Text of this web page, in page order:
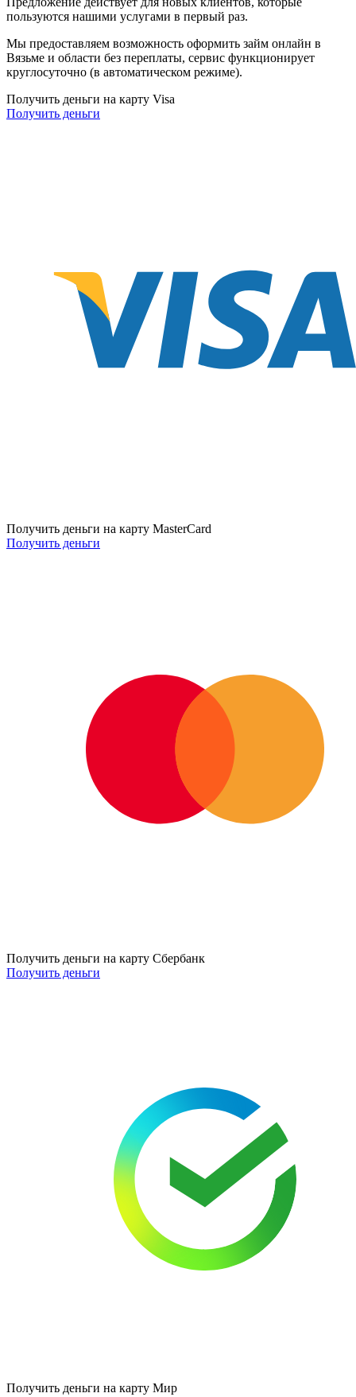
пользуются нашими услугами в первый раз.
Мы предоставляем возможность оформить займ онлайн в
Вязьме и области без переплаты, сервис функционирует
круглосуточно (в автоматическом режиме).
Получить деньги на карту Visa
Получить деньги
Получить деньги на карту MasterCard
Получить деньги
Получить деньги на карту Сбербанк
Получить деньги
Получить деньги на карту Мир